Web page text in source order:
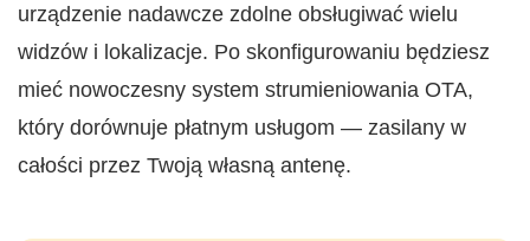
urządzenie nadawcze zdolne obsługiwać wielu
widzów i lokalizacje. Po skonfigurowaniu będziesz
mieć nowoczesny system strumieniowania OTA,
który dorównuje płatnym usługom — zasilany w
całości przez Twoją własną antenę.